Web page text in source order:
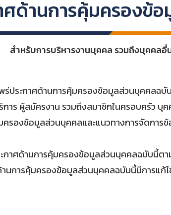
ศด้านการคุ้มครองข้
สำหรับการบริหารงานบุคคล รวมถึงบุคคลอื่
ประกาศด้านการคุ้มครองข้อมูลส่วนบุคคลฉบั
ร ผู้สมัครงาน รวมถึงสมาชิกในครอบครัว
ครองข้อมูลส่วนบุคคลและแนวทางการจัดก
ศด้านการคุ้มครองข้อมูลส่วนบุคคลฉบับนี้ตา
นการคุ้มครองข้อมูลส่วนบุคคลฉบับนี้มีการแ